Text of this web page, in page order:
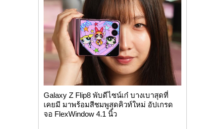
Galaxy Z Flip8 พับดีไซน์เก๋ บางเบาสุดที่
เคยมี มาพร้อมสีชมพูสุดคิวท์ใหม่ อัปเกรด
จอ FlexWindow 4.1 นิ้ว